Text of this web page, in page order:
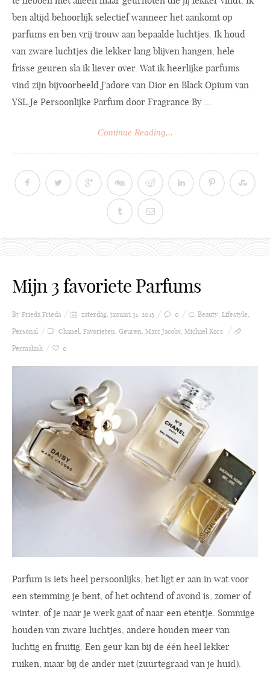
ben altijd behoorlijk selectief wanneer het aankomt op
parfums en ben vrij trouw aan bepaalde luchtjes. Ik houd
van zware luchtjes die lekker lang blijven hangen, hele
frisse geuren sla ik liever over. Wat ik heerlijke parfums
vind zijn bijvoorbeeld J'adore van Dior en Black Opium van
YSL.Je Persoonlijke Parfum door Fragrance By ...
Continue Reading...
Mijn 3 favoriete Parfums
By Frieda Frieda zaterdag, januari 31, 2015 0 Beauty, Lifestyle,
Personal
Chanel, Favorieten, Geuren, Marc Jacobs, Michael Kors
Permalink
0
Parfum is iets heel persoonlijks, het ligt er aan in wat voor
een stemming je bent, of het ochtend of avond is, zomer of
winter, of je naar je werk gaat of naar een etentje. Sommige
houden van zware luchtjes, andere houden meer van
luchtig en fruitig. Een geur kan bij de één heel lekker
ruiken, maar bij de ander niet (zuurtegraad van je huid).